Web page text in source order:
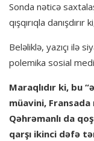
Sonda nəticə
qışqırıqla danışdırır
Beləliklə, yazıçı ilə
polemika sosial
Maraqlıdır ki, bu
müavini, Fransada
Qəhrəmanlı da
qarşı ikinci dəfə